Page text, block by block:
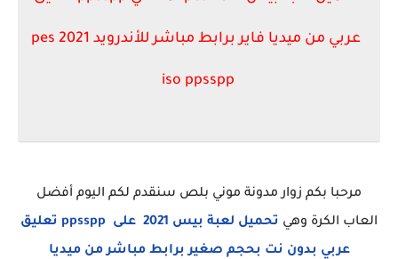
عربي من ميديا فاير برابط مباشر للأندرويد pes 2021
iso ppsspp
مرحبا بكم زوار مدونة موني بلص سنقدم لكم اليوم أفضل
العاب الكرة وهي
تحميل لعبة بيس 2021 على ppsspp تعليق
عربي بدون نت بحجم صغير برابط مباشر من ميديا